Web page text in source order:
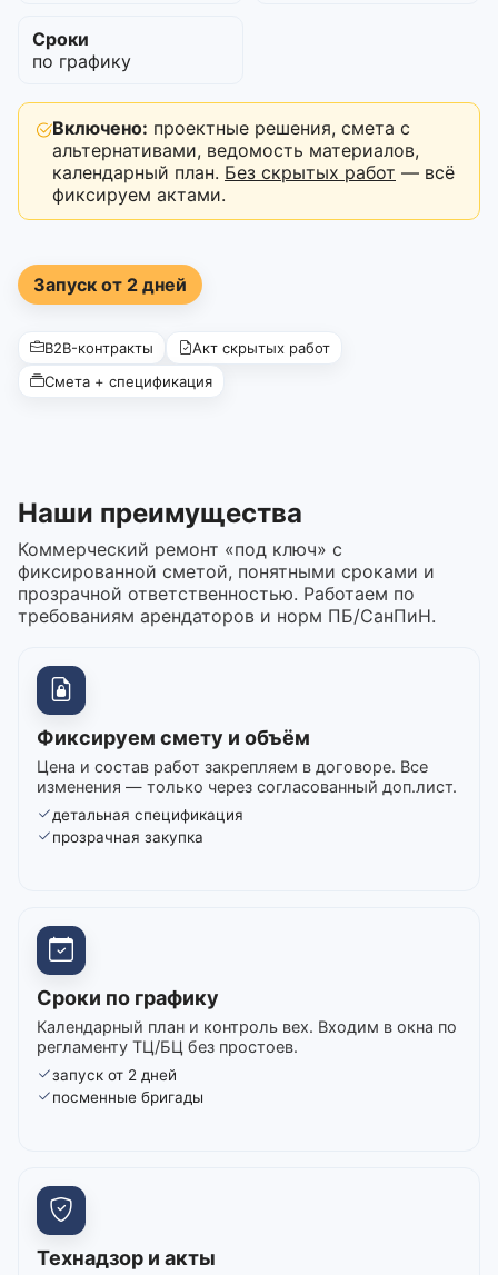
Сроки
по графику
Включено: проектные решения, смета с
альтернативами, ведомость материалов,
календарный план. Без скрытых работ — всё
фиксируем актами.
Запуск от 2 дней
B2B-контракты
Акт скрытых работ
Смета + спецификация
Наши преимущества
Коммерческий ремонт «под ключ» с
фиксированной сметой, понятными сроками и
прозрачной ответственностью. Работаем по
требованиям арендаторов и норм ПБ/СанПиН.
Фиксируем смету и объём
Цена и состав работ закрепляем в договоре. Все
изменения — только через согласованный доп.лист.
детальная спецификация
прозрачная закупка
Сроки по графику
Календарный план и контроль вех. Входим в окна по
регламенту ТЦ/БЦ без простоев.
запуск от 2 дней
посменные бригады
Технадзор и акты